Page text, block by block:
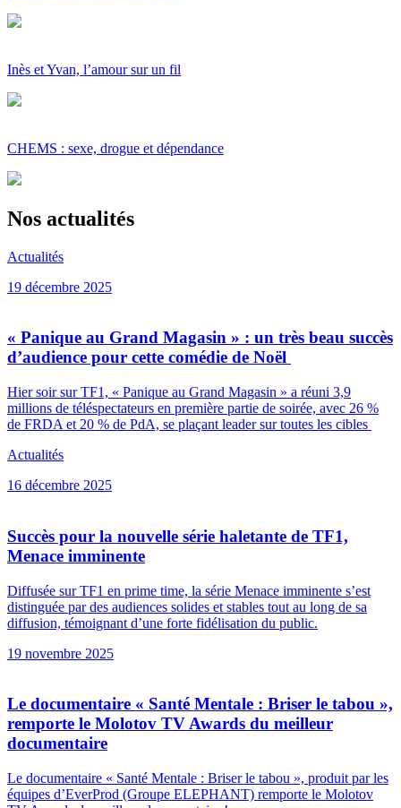
Inès et Yvan, l’amour sur un fil
CHEMS : sexe, drogue et dépendance
Nos actualités
Actualités
19 décembre 2025
« Panique au Grand Magasin » : un très beau succès
d’audience pour cette comédie de Noël
Hier soir sur TF1, « Panique au Grand Magasin » a réuni 3,9
millions de téléspectateurs en première partie de soirée, avec 26 %
de FRDA et 20 % de PdA, se plaçant leader sur toutes les cibles
Actualités
16 décembre 2025
Succès pour la nouvelle série haletante de TF1,
Menace imminente
Diffusée sur TF1 en prime time, la série Menace imminente s’est
distinguée par des audiences solides et stables tout au long de sa
diffusion, témoignant d’une forte fidélisation du public.
19 novembre 2025
Le documentaire « Santé Mentale : Briser le tabou »,
remporte le Molotov TV Awards du meilleur
documentaire
Le documentaire « Santé Mentale : Briser le tabou », produit par les
équipes d’EverProd (Groupe ELEPHANT) remporte le Molotov